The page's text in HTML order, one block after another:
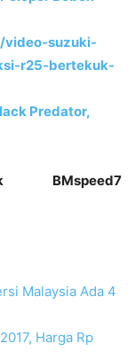
video-suzuki-
r25-bertekuk-
Predator,
BMspeed7
Malaysia Ada 4
Harga Rp